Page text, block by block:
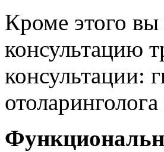
Кроме этого
консультацию
консультации: